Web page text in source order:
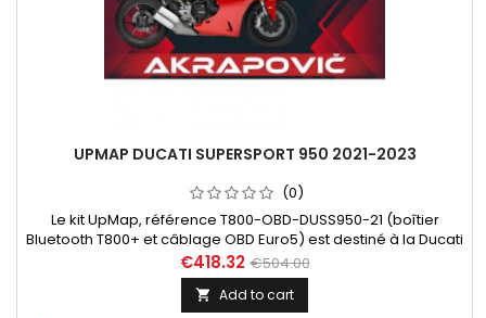
UPMAP DUCATI SUPERSPORT 950 2021-2023
(0)
Le kit UpMap, référence T800-OBD-DUSS950-21 (boîtier
Bluetooth T800+ et câblage OBD Euro5) est destiné à la Ducati
Supersport 950 années 2021 à 2023. Dans "En savoir plus",
découvrez les différentes maps disponibles en fonction des
configurations.
€418.32 €504.00
 Add to cart